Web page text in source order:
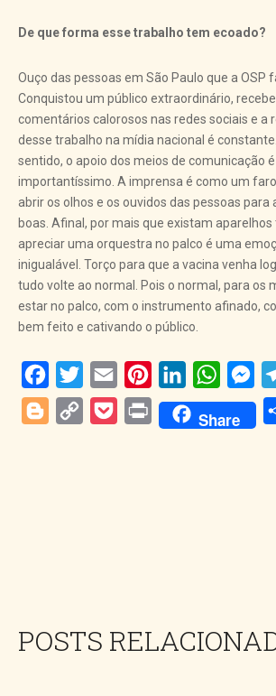
De que forma esse trabalho tem ecoado?
Ouço das pessoas em São Paulo que a OSP
Conquistou um público extraordinário, recebe
comentários calorosos nas redes sociais e a
desse trabalho na mídia nacional é
sentido, o apoio dos meios de comunicação é
importantíssimo. A imprensa é como um
abrir os olhos e os ouvidos das pessoas para
boas. Afinal, por mais que existam aparelhos
apreciar uma orquestra no palco é uma
inigualável. Torço para que a vacina venha
tudo volte ao normal. Pois o normal, para os
estar no palco, com o instrumento afinado,
bem feito e cativando o público.
Facebook
Twitter Email PinterestLinkedIn
BloggerCopy
PocketPrint Share
POSTS